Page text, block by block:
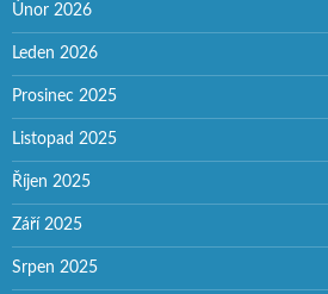
Únor 2026
Leden 2026
Prosinec 2025
Listopad 2025
Říjen 2025
Září 2025
Srpen 2025